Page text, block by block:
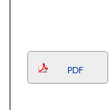
PDF